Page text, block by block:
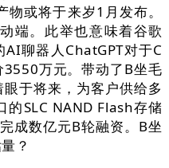
或将于来岁1月发布。
端。此举也意味着谷歌
聊器人ChatGPT对于C
万元。带动了B坐毛
于将来，为客户供给多
SLC NAND Flash存储
成数亿元B轮融资。B坐
？